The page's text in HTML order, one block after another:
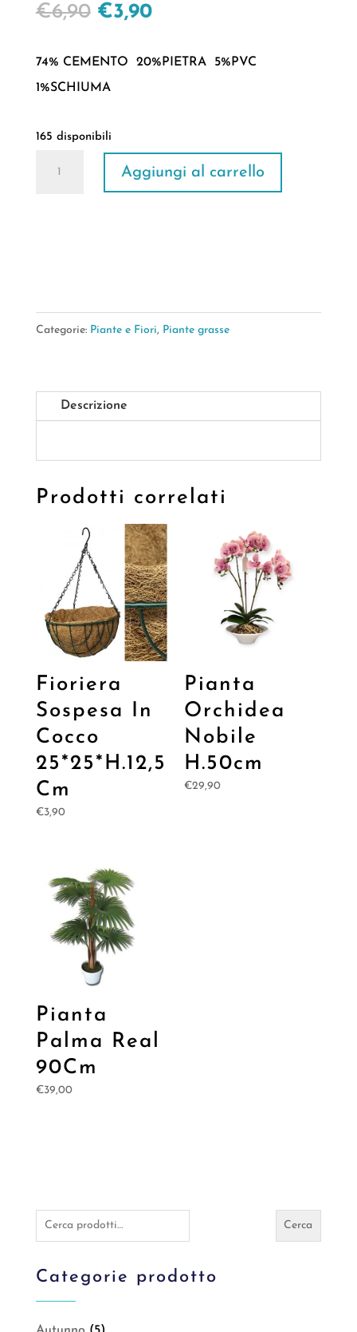
€6,90 Il
originale
era:
€3,90Il
attuale
74% CEMENTO 20%PIETRA 5%PVC
1%SCHIUMA
165 disponibili
quantità
Aggiungi al carrello
Categorie: Piante e Fiori, Piante grasse
Descrizione
Prodotti correlati
Fioriera
Sospesa In
Cocco
25*25*H.12,5
Cm
€3,90
Pianta
Orchidea
Nobile
H.50cm
€29,90
Pianta
Palma Real
90Cm
€39,00
Cerca: Cerca
Categorie prodotto